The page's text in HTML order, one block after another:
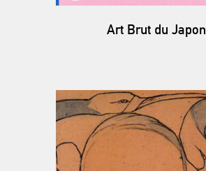
Art Brut du Japon